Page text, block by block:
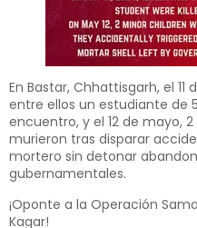
En Bastar, Chhattisgarh, el 11
entre ellos un estudiante de
encuentro, y el 12 de mayo,
murieron tras disparar
mortero sin detonar
gubernamentales.
¡Oponte a la Operación
Kagar!